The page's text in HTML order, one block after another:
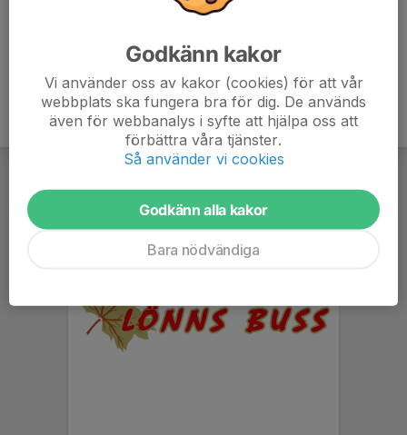
Godkänn kakor
Vi använder oss av kakor (cookies) för att vår
webbplats ska fungera bra för dig. De används
även för webbanalys i syfte att hjälpa oss att
förbättra våra tjänster.
Så använder vi cookies
Godkänn alla kakor
Bara nödvändiga